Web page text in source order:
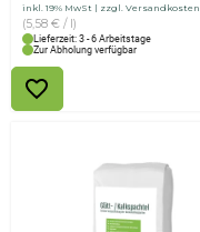
inkl. 19% MwSt zzgl. Versandkosten
(5,58 € / l)
Lieferzeit: 3 - 6 Arbeitstage
Zur Abholung verfügbar